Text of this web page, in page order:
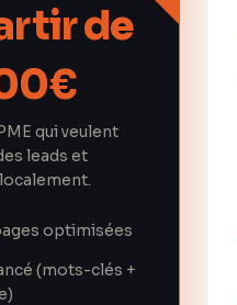
de
qui veulent
leads et
optimisées
(mots-clés +